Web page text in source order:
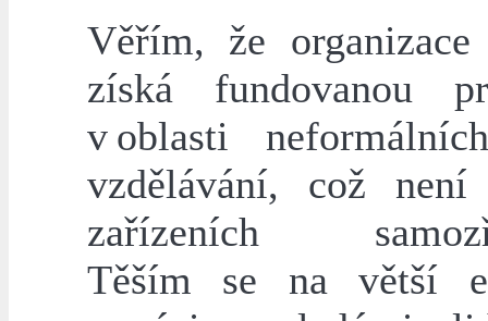
Věřím, že
získá fundovanou
v oblasti
vzdělávání, což není
zařízeních
Těším se na větší